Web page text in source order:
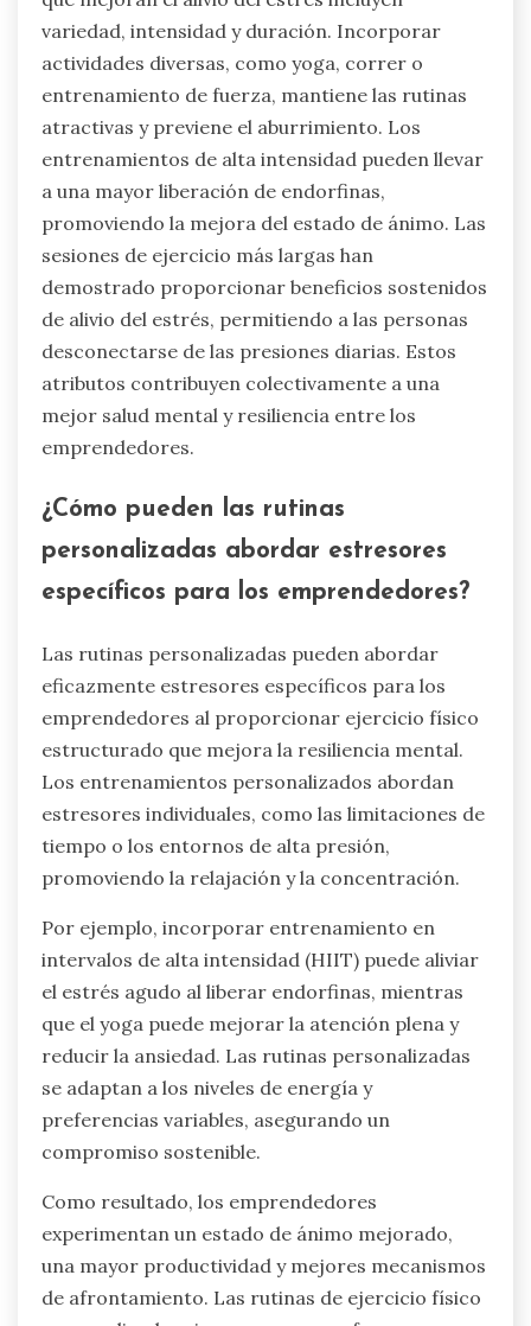
variedad, intensidad y duración. Incorporar
actividades diversas, como yoga, correr o
entrenamiento de fuerza, mantiene las rutinas
atractivas y previene el aburrimiento. Los
entrenamientos de alta intensidad pueden llevar
a una mayor liberación de endorfinas,
promoviendo la mejora del estado de ánimo. Las
sesiones de ejercicio más largas han
demostrado proporcionar beneficios sostenidos
de alivio del estrés, permitiendo a las personas
desconectarse de las presiones diarias. Estos
atributos contribuyen colectivamente a una
mejor salud mental y resiliencia entre los
emprendedores.
¿Cómo pueden las rutinas
personalizadas abordar estresores
específicos para los emprendedores?
Las rutinas personalizadas pueden abordar
eficazmente estresores específicos para los
emprendedores al proporcionar ejercicio físico
estructurado que mejora la resiliencia mental.
Los entrenamientos personalizados abordan
estresores individuales, como las limitaciones de
tiempo o los entornos de alta presión,
promoviendo la relajación y la concentración.
Por ejemplo, incorporar entrenamiento en
intervalos de alta intensidad (HIIT) puede aliviar
el estrés agudo al liberar endorfinas, mientras
que el yoga puede mejorar la atención plena y
reducir la ansiedad. Las rutinas personalizadas
se adaptan a los niveles de energía y
preferencias variables, asegurando un
compromiso sostenible.
Como resultado, los emprendedores
experimentan un estado de ánimo mejorado,
una mayor productividad y mejores mecanismos
de afrontamiento. Las rutinas de ejercicio físico